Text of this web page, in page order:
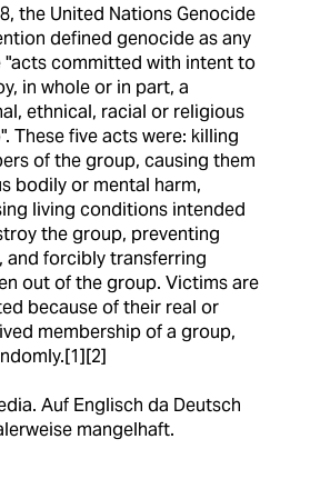
the United Nations Genocide
defined genocide as any
"acts committed with intent to
in whole or in part, a
ethnical, racial or religious
These five acts were: killing
of the group, causing them
bodily or mental harm,
living conditions intended
the group, preventing
and forcibly transferring
out of the group. Victims are
because of their real or
membership of a group,
Auf Englisch da Deutsch
mangelhaft.